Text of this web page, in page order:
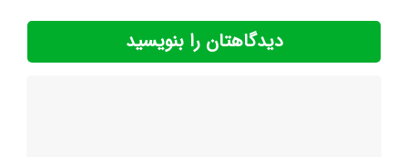
دیدگاهتان را بنویسید